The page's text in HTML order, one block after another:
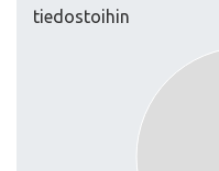
tiedostoihin